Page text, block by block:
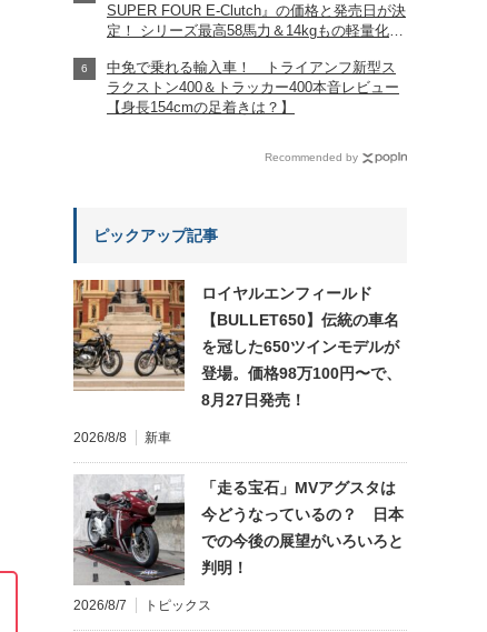
SUPER FOUR E-Clutch』の価格と発売日が決
定！ シリーズ最高58馬力＆14kgもの軽量化!?
【Honda2026新車ニュース】
中免で乗れる輸入車！ トライアンフ新型ス
ラクストン400＆トラッカー400本音レビュー
【身長154cmの足着きは？】
Recommended by
ピックアップ記事
ロイヤルエンフィールド
【BULLET650】伝統の車名
を冠した650ツインモデルが
登場。価格98万100円〜で、
8月27日発売！
2026/8/8 新車
「走る宝石」MVアグスタは
今どうなっているの？ 日本
での今後の展望がいろいろと
判明！
2026/8/7 トピックス